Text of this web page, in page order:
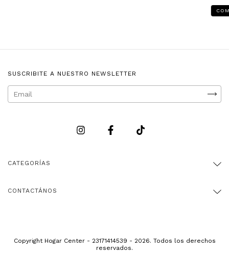
SUSCRIBITE A NUESTRO NEWSLETTER
CATEGORÍAS
CONTACTÁNOS
Copyright Hogar Center - 23171414539 - 2026. Todos los derechos
reservados.